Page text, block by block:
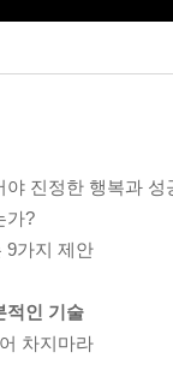
진정한 행복과 성
가?
9가지 제안
적인 기술
차지마라